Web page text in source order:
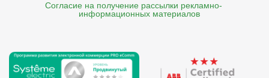
Согласие на получение рассылки рекламно-
    информационных материалов